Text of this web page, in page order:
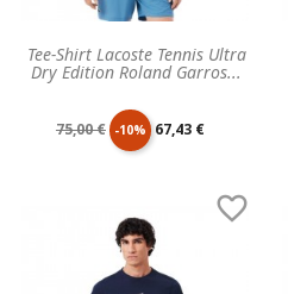
Tee-Shirt Lacoste Tennis Ultra
Dry Edition Roland Garros...
Prix
75,00 € -10% Prix
67,43 €
